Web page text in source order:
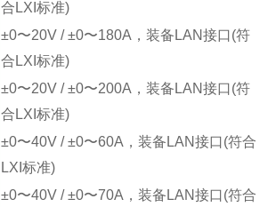
合LXI标准)
±0〜20V / ±0〜180A，装备LAN接口(符
合LXI标准)
±0〜20V / ±0〜200A，装备LAN接口(符
合LXI标准)
±0〜40V / ±0〜60A，装备LAN接口(符合
LXI标准)
±0〜40V / ±0〜70A，装备LAN接口(符合